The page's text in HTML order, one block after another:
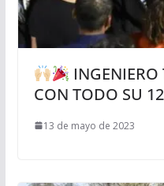
INGENIERO
CON TODO SU
13 de mayo de 2023